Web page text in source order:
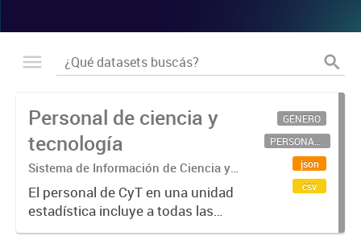
Personal de ciencia y
tecnología
Sistema de Información de Ciencia y
Tecnología Argentino (SICYTAR)
El personal de CyT en una unidad
estadística incluye a todas las
personas involucradas
GÉNERO
PERSONAL CIENTÍFICO-TECNOLÓGICO
json
csv